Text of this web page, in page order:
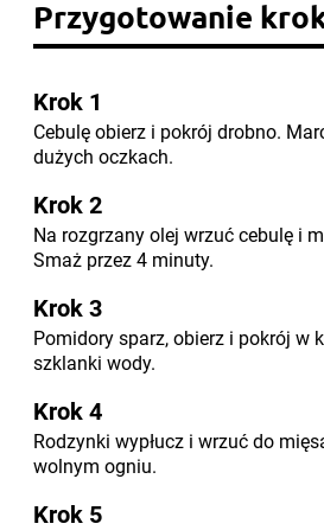
Przygotowanie
Krok 1
Cebulę obierz i pokrój drobno.
dużych oczkach.
Krok 2
Na rozgrzany olej wrzuć cebulę i
Smaż przez 4 minuty.
Krok 3
Pomidory sparz, obierz i pokrój w
szklanki wody.
Krok 4
Rodzynki wypłucz i wrzuć do
wolnym ogniu.
Krok 5